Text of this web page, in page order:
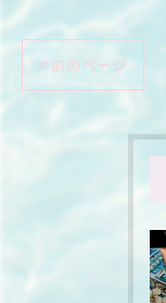
< 前のページ